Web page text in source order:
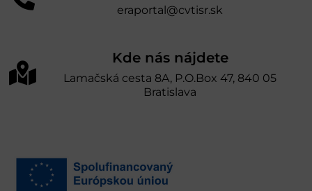
eraportal@cvtisr.sk
Kde nás nájdete
Lamačská cesta 8A, P.O.Box 47, 840 05
Bratislava